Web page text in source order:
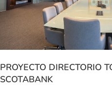
PROYECTO DIRECTORIO
SCOTABANK